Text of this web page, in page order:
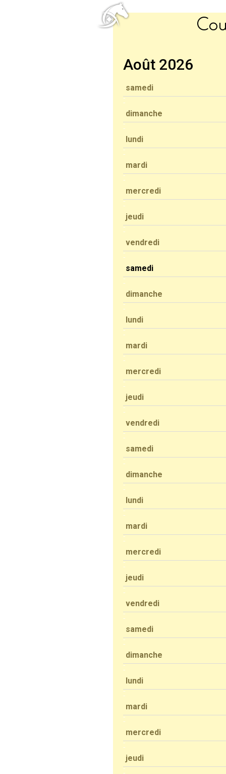
Août 2026
samedi
dimanche
lundi
mardi
mercredi
jeudi
vendredi
samedi
dimanche
lundi
mardi
mercredi
jeudi
vendredi
samedi
dimanche
lundi
mardi
mercredi
jeudi
vendredi
samedi
dimanche
lundi
mardi
mercredi
jeudi